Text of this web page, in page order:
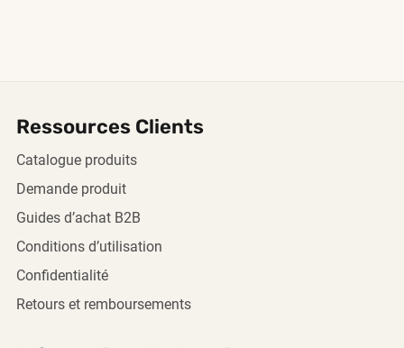
Ressources Clients
Catalogue produits
Demande produit
Guides d’achat B2B
Conditions d’utilisation
Confidentialité
Retours et remboursements